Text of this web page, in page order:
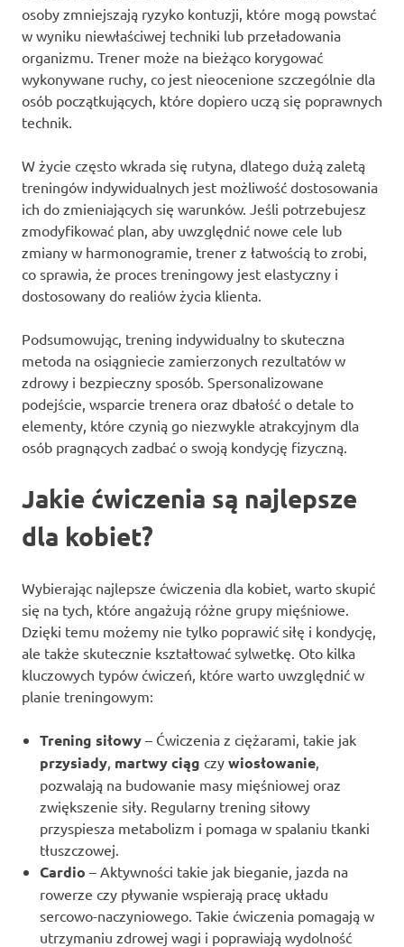
osoby zmniejszają ryzyko kontuzji, które mogą powstać
w wyniku niewłaściwej techniki lub przeładowania
organizmu. Trener może na bieżąco korygować
wykonywane ruchy, co jest nieocenione szczególnie dla
osób początkujących, które dopiero uczą się poprawnych
technik.
W życie często wkrada się rutyna, dlatego dużą zaletą
treningów indywidualnych jest możliwość dostosowania
ich do zmieniających się warunków. Jeśli potrzebujesz
zmodyfikować plan, aby uwzględnić nowe cele lub
zmiany w harmonogramie, trener z łatwością to zrobi,
co sprawia, że proces treningowy jest elastyczny i
dostosowany do realiów życia klienta.
Podsumowując, trening indywidualny to skuteczna
metoda na osiągniecie zamierzonych rezultatów w
zdrowy i bezpieczny sposób. Spersonalizowane
podejście, wsparcie trenera oraz dbałość o detale to
elementy, które czynią go niezwykle atrakcyjnym dla
osób pragnących zadbać o swoją kondycję fizyczną.
Jakie ćwiczenia są najlepsze
dla kobiet?
Wybierając najlepsze ćwiczenia dla kobiet, warto skupić
się na tych, które angażują różne grupy mięśniowe.
Dzięki temu możemy nie tylko poprawić siłę i kondycję,
ale także skutecznie kształtować sylwetkę. Oto kilka
kluczowych typów ćwiczeń, które warto uwzględnić w
planie treningowym:
Trening siłowy – Ćwiczenia z ciężarami, takie jak
przysiady martwy ciąg czy wiosłowanie
pozwalają na budowanie masy mięśniowej oraz
zwiększenie siły. Regularny trening siłowy
przyspiesza metabolizm i pomaga w spalaniu tkanki
tłuszczowej.
Cardio – Aktywności takie jak bieganie, jazda na
rowerze czy pływanie wspierają pracę układu
sercowo-naczyniowego. Takie ćwiczenia pomagają w
utrzymaniu zdrowej wagi i poprawiają wydolność